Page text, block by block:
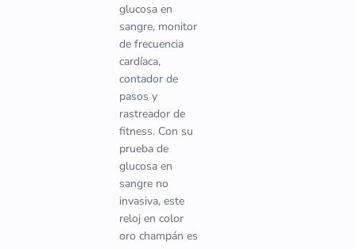
glucosa en
sangre, monitor
de frecuencia
cardíaca,
contador de
pasos y
rastreador de
fitness. Con su
prueba de
glucosa en
sangre no
invasiva, este
reloj en color
oro champán es